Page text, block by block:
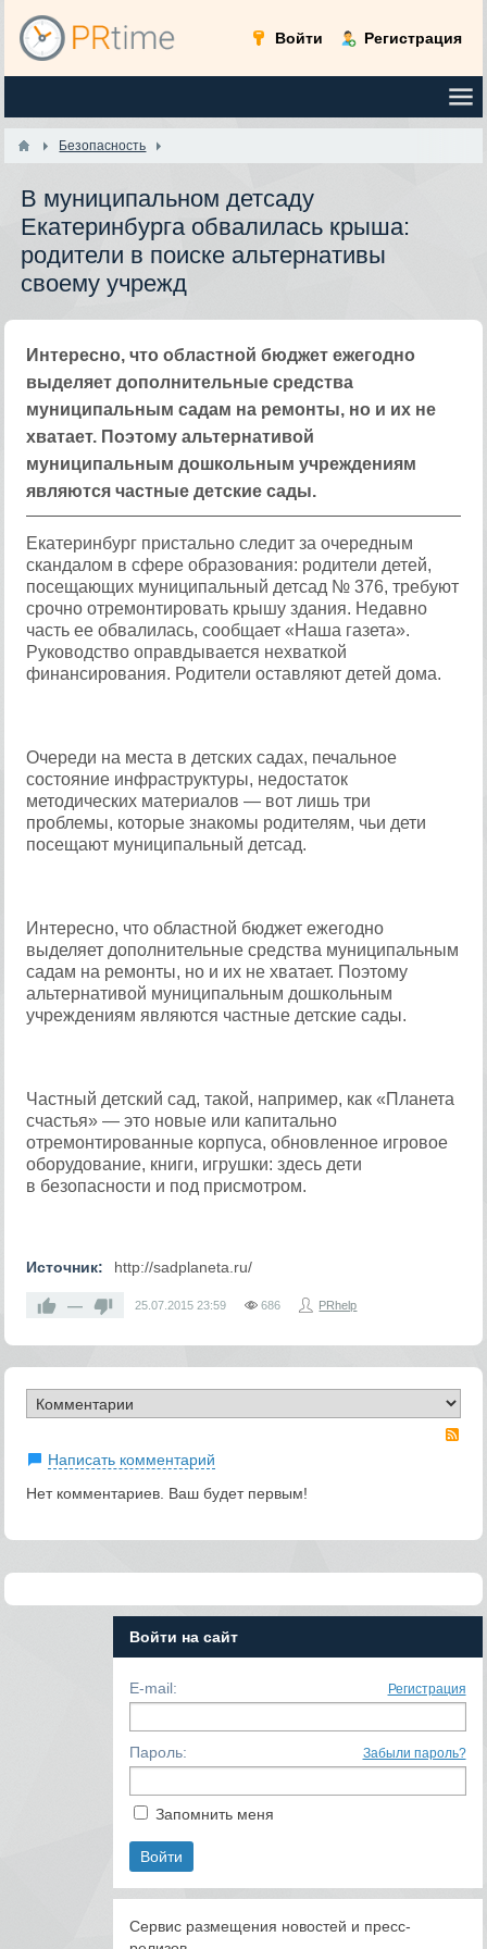
Войти Регистрация
Безопасность
В муниципальном детсаду
Екатеринбурга обвалилась крыша:
родители в поиске альтернативы
своему учрежд
Интересно, что областной бюджет ежегодно
выделяет дополнительные средства
муниципальным садам на ремонты, но и их не
хватает. Поэтому альтернативой
муниципальным дошкольным учреждениям
являются частные детские сады.
Екатеринбург пристально следит за очередным
скандалом в сфере образования: родители детей,
посещающих муниципальный детсад № 376, требуют
срочно отремонтировать крышу здания. Недавно
часть ее обвалилась, сообщает «Наша газета».
Руководство оправдывается нехваткой
финансирования. Родители оставляют детей дома.
Очереди на места в детских садах, печальное
состояние инфраструктуры, недостаток
методических материалов — вот лишь три
проблемы, которые знакомы родителям, чьи дети
посещают муниципальный детсад.
Интересно, что областной бюджет ежегодно
выделяет дополнительные средства муниципальным
садам на ремонты, но и их не хватает. Поэтому
альтернативой муниципальным дошкольным
учреждениям являются частные детские сады.
Частный детский сад, такой, например, как «Планета
счастья» — это новые или капитально
отремонтированные корпуса, обновленное игровое
оборудование, книги, игрушки: здесь дети
в безопасности и под присмотром.
Источник: http://sadplaneta.ru/
— 25.07.2015 23:59 686 PRhelp
Написать комментарий
Нет комментариев. Ваш будет первым!
Войти на сайт
E-mail: Регистрация
Пароль: Забыли пароль?
Запомнить меня
Сервис размещения новостей и пресс-